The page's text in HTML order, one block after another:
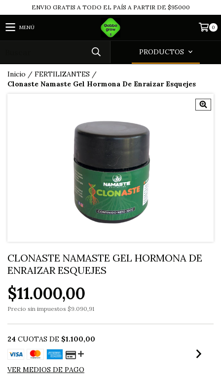
ENVIO GRATIS A TODO EL PAÍS A PARTIR DE $95000
MENÚ 0
PRODUCTOS
Inicio / FERTILIZANTES /
Clonaste Namaste Gel Hormona De Enraizar Esquejes
CLONASTE NAMASTE GEL HORMONA DE
ENRAIZAR ESQUEJES
$11.000,00
Precio sin impuestos $9.090,91
24 CUOTAS DE $1.100,00
VER MEDIOS DE PAGO